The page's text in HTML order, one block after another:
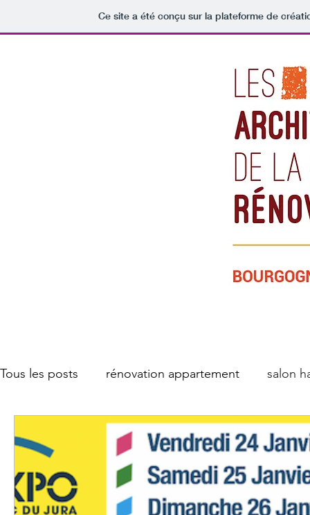
Ce site a été conçu sur la plateforme de
Tous les posts rénovation appartement salon